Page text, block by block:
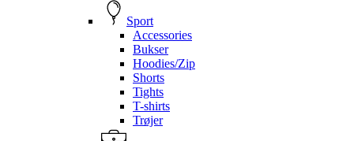
Sport
Accessories
Bukser
Hoodies/Zip
Shorts
Tights
T-shirts
Trøjer